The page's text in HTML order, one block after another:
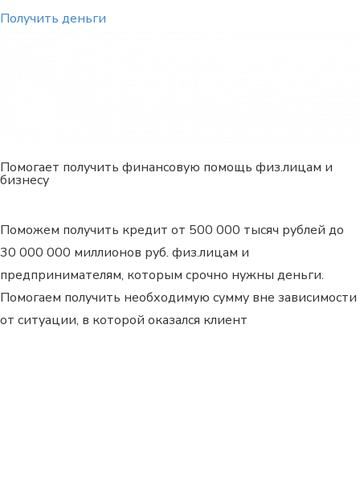
Получить деньги
Помогает получить финансовую помощь физ.лицам и
бизнесу
Поможем получить кредит от 500 000 тысяч рублей до
30 000 000 миллионов руб. физ.лицам и
предпринимателям, которым срочно нужны деньги.
Помогаем получить необходимую сумму вне зависимости
от ситуации, в которой оказался клиент